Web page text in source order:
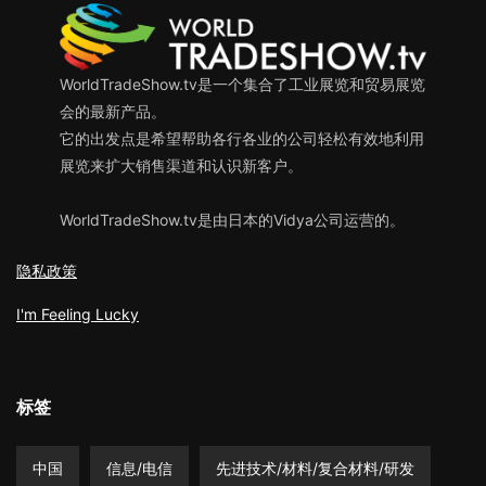
WorldTradeShow.tv是一个集合了工业展览和贸易展览
会的最新产品。
它的出发点是希望帮助各行各业的公司轻松有效地利用
展览来扩大销售渠道和认识新客户。
WorldTradeShow.tv是由日本的Vidya公司运营的。
隐私政策
I'm Feeling Lucky
标签
中国 信息/电信 先进技术/材料/复合材料/研发